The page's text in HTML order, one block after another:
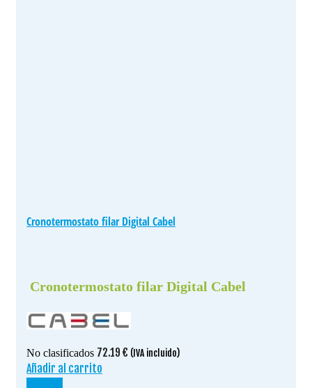
Cronotermostato filar Digital Cabel
Cronotermostato filar Digital Cabel
No clasificados 72.19 € (IVA incluido)
Añadir al carrito